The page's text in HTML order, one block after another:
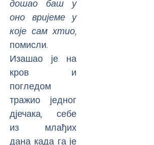
дошао баш у
оно вријеме у
које сам хтио,
помисли.
Изашао је на
кров и
погледом
тражио једног
дјечака, себе
из млађих
дана када га је